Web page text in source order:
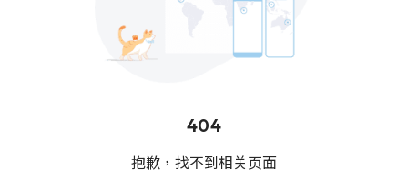
404
抱歉，找不到相关页面